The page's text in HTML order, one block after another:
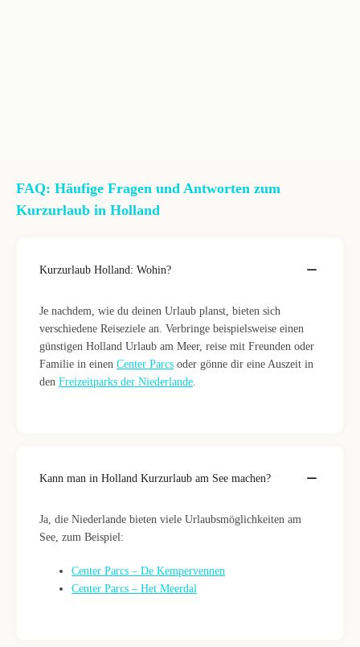
FAQ: Häufige Fragen und Antworten zum
Kurzurlaub in Holland
Kurzurlaub Holland: Wohin?
Je nachdem, wie du deinen Urlaub planst, bieten sich
verschiedene Reiseziele an. Verbringe beispielsweise einen
günstigen Holland Urlaub am Meer, reise mit Freunden oder
Familie in einen Center Parcs oder gönne dir eine Auszeit in
den Freizeitparks der Niederlande.
Kann man in Holland Kurzurlaub am See machen?
Ja, die Niederlande bieten viele Urlaubsmöglichkeiten am
See, zum Beispiel:
Center Parcs – De Kempervennen
Center Parcs – Het Meerdal